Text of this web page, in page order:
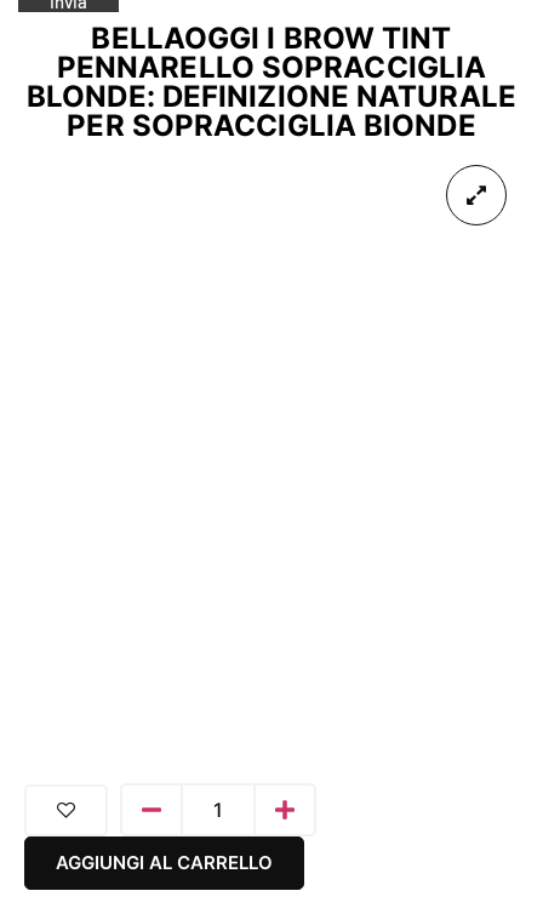
BELLAOGGI I BROW TINT
PENNARELLO SOPRACCIGLIA
BLONDE: DEFINIZIONE NATURALE
PER SOPRACCIGLIA BIONDE
AGGIUNGI AL CARRELLO